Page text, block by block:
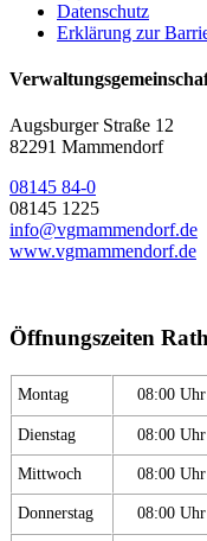
Datenschutz
Erklärung zur
Augsburger Straße 12
82291 Mammendorf
08145 84-0
08145 1225
info@vgmammendorf.de
www.vgmammendorf.de
Öffnungszeiten
Montag 08:00
Dienstag 08:00
Mittwoch 08:00
Donnerstag 08:00